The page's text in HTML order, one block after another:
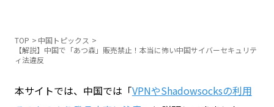
よくある質問
TOP
中国トピックス
【解説】中国で「あつ森」販売禁止！本当に怖い中国サイバーセキュリテ
ィ法違反
本サイトでは、中国では「VPNやShadowsocksの利用